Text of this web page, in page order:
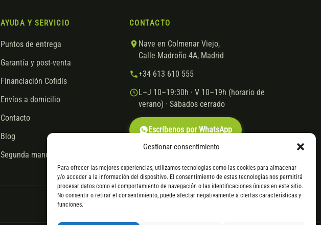
Gestionar consentimiento
Para ofrecer las mejores experiencias, utilizamos tecnologías como las cookies para almacenar
y/o acceder a la información del dispositivo. El consentimiento de estas tecnologías nos permitirá
procesar datos como el comportamiento de navegación o las identificaciones únicas en este sitio.
No consentir o retirar el consentimiento, puede afectar negativamente a ciertas características y
funciones.
AYUDA Y SERVICIO
Puntos de entrega
Garantía y post-venta
Financiación Cofidis
Envíos a domicilio
Contacto
Blog
Segunda mano
CONTACTO
Nave en Colmenar Viejo,
Calle Madroño 4A, Madrid
+34 613 610 555
L–J 10–19:30h · V 10–19h (horario de
verano) · Sábados cerrado
Escríbenos por WhatsApp